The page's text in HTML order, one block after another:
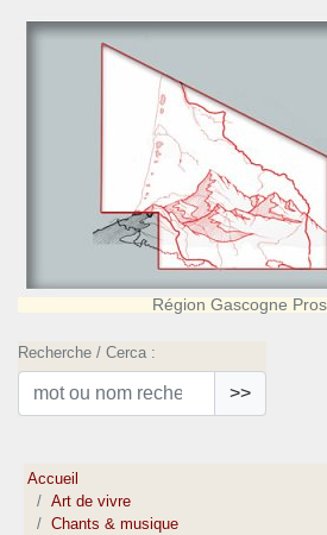
Région Gascogne
Recherche / Cerca :
>>
Accueil
Art de vivre
Chants & musique